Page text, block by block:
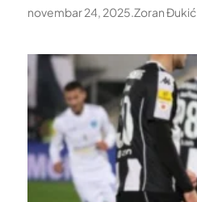
novembar 24, 2025 Zoran Đukić